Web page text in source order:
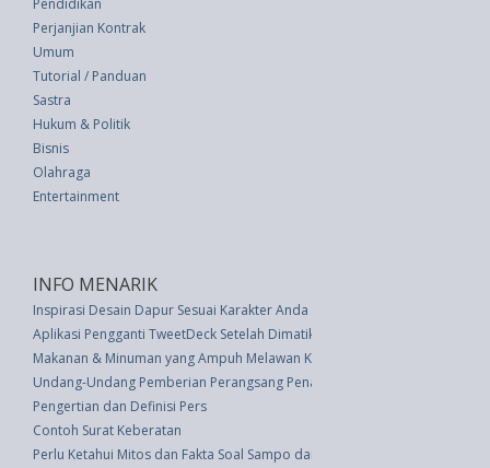
Pendidikan
Perjanjian Kontrak
Umum
Tutorial / Panduan
Sastra
Hukum & Politik
Bisnis
Olahraga
Entertainment
INFO MENARIK
Inspirasi Desain Dapur Sesuai Karakter Anda
Aplikasi Pengganti TweetDeck Setelah Dimatikan
Makanan & Minuman yang Ampuh Melawan Kantuk Selain Kopi
Undang-Undang Pemberian Perangsang Penanaman Modal (UU 26 thn
Pengertian dan Definisi Pers
Contoh Surat Keberatan
Perlu Ketahui Mitos dan Fakta Soal Sampo dan Perawatan Rambut